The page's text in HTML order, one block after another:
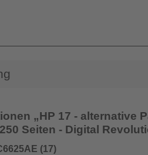
„HP 17 - alternative
Seiten - Digital
(17)